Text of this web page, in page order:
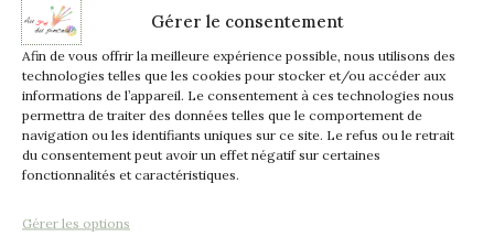
Gérer le consentement
Afin de vous offrir la meilleure expérience possible, nous utilisons des
technologies telles que les cookies pour stocker et/ou accéder aux
informations de l’appareil. Le consentement à ces technologies nous
permettra de traiter des données telles que le comportement de
navigation ou les identifiants uniques sur ce site. Le refus ou le retrait
du consentement peut avoir un effet négatif sur certaines
fonctionnalités et caractéristiques.
Gérer les options
On modernise en remplacement les anciennes ferrures,
poignées 1/2 coquilles d’un noir mat pour les tiroirs
ainsi que les entrées de clés en forme de losange.
Tout l’ensemble a été vitrifié en 2 couches pour protéger
le meuble, une finition satinée qui embellit et facilite